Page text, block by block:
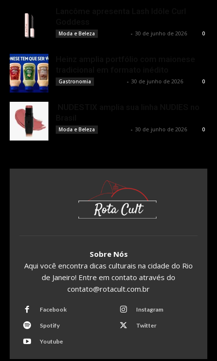
Moda e Beleza - 30 de junho de 2026 0
Gastronomia - 30 de junho de 2026 0
Moda e Beleza - 30 de junho de 2026 0
Sobre Nós
Aqui você encontra dicas culturais na cidade do Rio
de Janeiro! Entre em contato através do
contato@rotacult.com.br
Facebook Instagram
Spotify Twitter
Youtube